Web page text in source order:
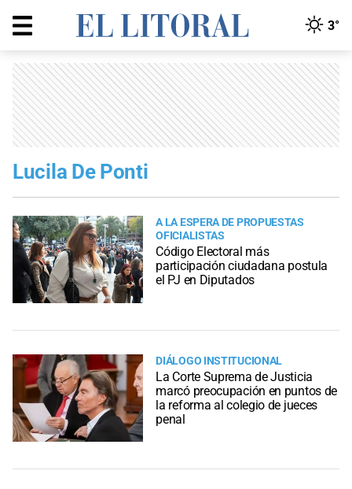
3°
Lucila De Ponti
A LA ESPERA DE PROPUESTAS
OFICIALISTAS
Código Electoral más
participación ciudadana postula
el PJ en Diputados
DIÁLOGO INSTITUCIONAL
La Corte Suprema de Justicia
marcó preocupación en puntos de
la reforma al colegio de jueces
penal